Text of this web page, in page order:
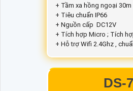
+ Tầm xa hồng ngoại 30m
+ Tiêu chuẩn IP66
+ Nguồn cấp DC12V
+ Tích hợp Micro ; Tích
+ Hỗ trợ Wifi 2.4Ghz ,
DS-